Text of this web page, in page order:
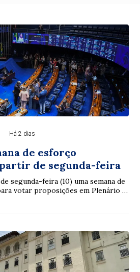
Há 2 dias
de esforço
de segunda-feira
segunda-feira (10) uma semana de
votar proposições em Plenário e